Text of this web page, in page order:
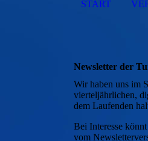
START
Newsletter der
Wir haben uns im
vierteljährlichen,
dem Laufenden
Bei Interesse
vom